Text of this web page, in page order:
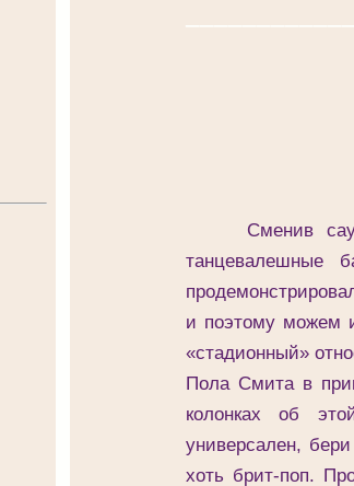
Сменив саунд
танцевалешные
и поэтому можем
«стадионный»
Пола Смита в
колонках об
универсален,
хоть брит-поп.